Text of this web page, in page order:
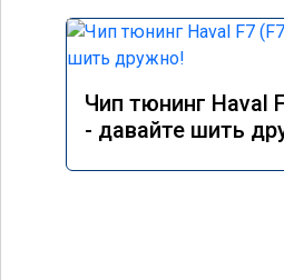
Чип тюнинг Haval
- давайте шить